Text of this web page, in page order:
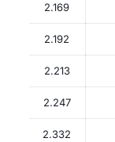
2.169
2.192
2.213
2.247
2.332